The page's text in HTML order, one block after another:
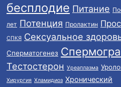
бесплодие Питание
лет Потенция Пролактин
СПКЯ Сексуальное
Сперматогенез
Тестостерон Уреаплазма
Хирургия Хламидиоз Хронический